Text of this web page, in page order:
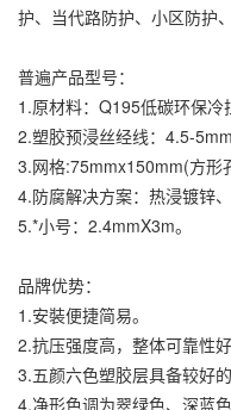
护、当代路防护、小区防护
普遍产品型号：
1.原材料：Q195低碳环保冷
2.塑胶预浸丝经线：4.5-5mm
3.网格:75mmx150mm(方形
4.防腐解决方案：热浸镀锌
5.*小号：2.4mmX3m。
品牌优势：
1.安裝便捷简易。
2.抗压强度高，整体可靠性好
3.五颜六色塑胶层具备较好
4.净形色调为翠绿色、深蓝